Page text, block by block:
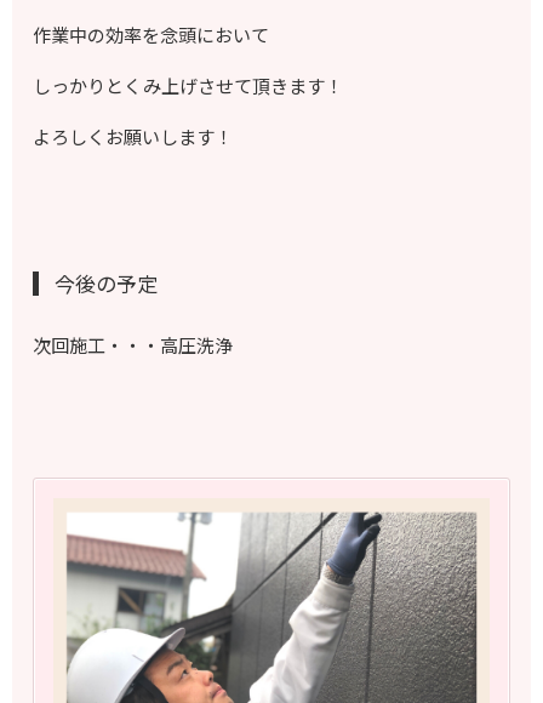
作業中の効率を念頭において
しっかりとくみ上げさせて頂きます！
よろしくお願いします！
今後の予定
次回施工・・・高圧洗浄